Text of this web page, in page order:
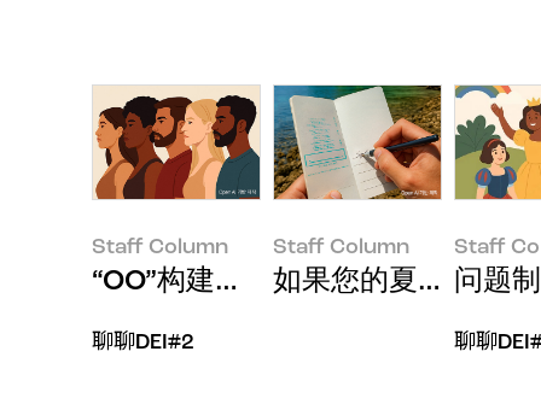
Staff Column
“OO”构建的品牌未来
聊聊DEI#2
Staff Column
如果您的夏日长假
Staff
问题
聊聊